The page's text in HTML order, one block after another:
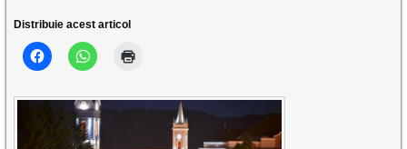
Distribuie acest articol